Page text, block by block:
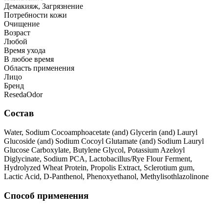
Демакияж, Загрязнение
Потребности кожи
Очищение
Возраст
Любой
Время ухода
В любое время
Область применения
Лицо
Бренд
ResedaOdor
Состав
Water, Sodium Cocoamphoacetate (and) Glycerin (and) Lauryl
Glucoside (and) Sodium Cocoyl Glutamate (and) Sodium Lauryl
Glucose Carboxylate, Butylene Glycol, Potassium Azeloyl
Diglycinate, Sodium PCA, Lactobacillus/Rye Flour Ferment,
Hydrolyzed Wheat Protein, Propolis Extract, Sclerotium gum,
Lactic Acid, D-Panthenol, Phenoxyethanol, Methylisothlazolinone
Способ применения